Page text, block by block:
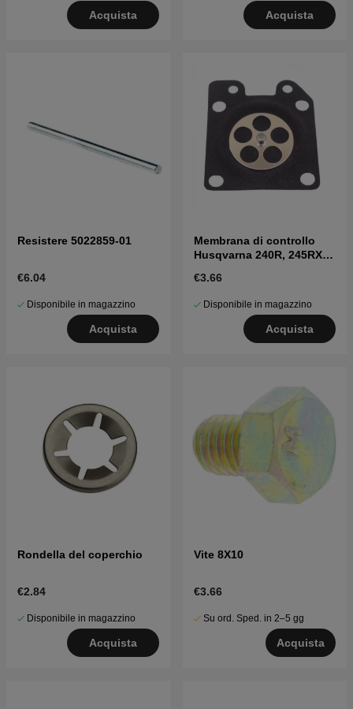
Acquista Acquista
Resistere 5022859-01
€6.04
Disponibile in magazzino
Acquista
Membrana di controllo
Husqvarna 240R, 245RX,
€3.66
Disponibile in magazzino
Acquista
Rondella del coperchio
€2.84
Disponibile in magazzino
Acquista
Vite 8X10
€3.66
Su ord. Sped. in 2–5 gg
Acquista